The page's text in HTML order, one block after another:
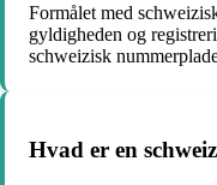
Formålet med
gyldigheden og
schweizisk
Hvad er en